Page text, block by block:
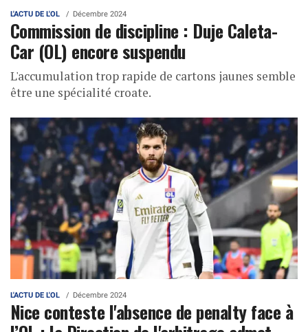
L'ACTU DE L'OL Décembre 2024
Commission de discipline : Duje Caleta-
Car (OL) encore suspendu
L'accumulation trop rapide de cartons jaunes semble
être une spécialité croate.
L'ACTU DE L'OL Décembre 2024
Nice conteste l'absence de penalty face à